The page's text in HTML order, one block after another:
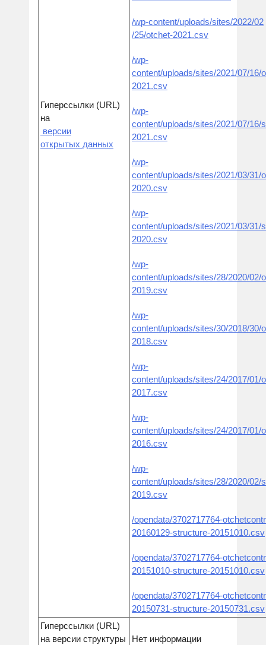
Гиперссылки (URL)
на
версии
открытых данных
/wp-content/uploads/sites/2022/02
/25/otchet-2021.csv
/wp-
content/uploads/sites/2021/07/16/
2021.csv
/wp-
content/uploads/sites/2021/07/16/
2021.csv
/wp-
content/uploads/sites/2021/03/31/
2020.csv
/wp-
content/uploads/sites/2021/03/31/
2020.csv
/wp-
content/uploads/sites/28/2020/02/
2019.csv
/wp-
content/uploads/sites/30/2018/30/
2018.csv
/wp-
content/uploads/sites/24/2017/01/
2017.csv
/wp-
content/uploads/sites/24/2017/01/
2016.csv
/wp-
content/uploads/sites/28/2020/02/
2019.csv
/opendata/3702717764-
20160129-structure-20151010.csv
/opendata/3702717764-
20151010-structure-20151010.csv
/opendata/3702717764-
20150731-structure-20150731.csv
Гиперссылки (URL)
на версии структуры
Нет информации